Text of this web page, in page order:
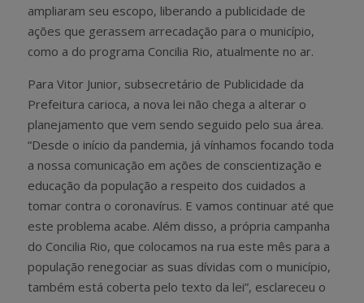
ampliaram seu escopo, liberando a publicidade de
ações que gerassem arrecadação para o município,
como a do programa Concilia Rio, atualmente no ar.
Para Vitor Junior, subsecretário de Publicidade da
Prefeitura carioca, a nova lei não chega a alterar o
planejamento que vem sendo seguido pelo sua área.
“Desde o início da pandemia, já vínhamos focando toda
a nossa comunicação em ações de conscientização e
educação da população a respeito dos cuidados a
tomar contra o coronavírus. E vamos continuar até que
este problema acabe. Além disso, a própria campanha
do Concilia Rio, que colocamos na rua este mês para a
população renegociar as suas dívidas com o município,
também está coberta pelo texto da lei”, esclareceu o